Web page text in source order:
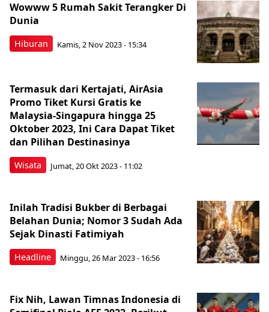
Hiburan
Wowww 5 Rumah Sakit Terangker Di
Dunia
Kamis, 2 Nov 2023 - 15:34
Wisata
Termasuk dari Kertajati, AirAsia
Promo Tiket Kursi Gratis ke
Malaysia-Singapura hingga 25
Oktober 2023, Ini Cara Dapat Tiket
dan Pilihan Destinasinya
Jumat, 20 Okt 2023 - 11:02
Headline
Inilah Tradisi Bukber di Berbagai
Belahan Dunia; Nomor 3 Sudah Ada
Sejak Dinasti Fatimiyah
Minggu, 26 Mar 2023 - 16:56
Fix Nih, Lawan Timnas Indonesia di